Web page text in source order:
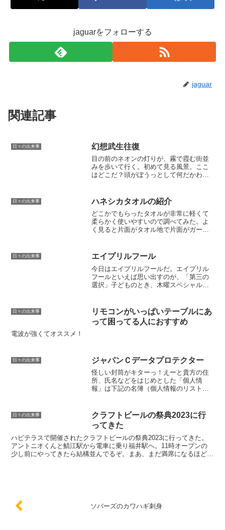
jaguarをフォローする
jaguar
関連記事
日々の出来事 幻想武生往復
目の前のネオンの灯りが、霧で霞む街並
みを歩いて行く。初めて見る風景。ここ
はどこだ？頭がぼうっとして何だかわか
「武生往復」と書いてある看板がぼんや
りと見えた。「ああ・・あそ...
日々の出来事 ハネシカタオルの紹介
どこかでもらったタオルが非常に軽くて
柔らかく使いやすいので調べてみた。よ
く見ると片面がタオル地で片面がガーゼ
番手の綿100%。細番手の糸：毛羽立ちが
少なく柔らかくて、早く...
日々の出来事 エイプリルフール
今日はエイプリルフールだ。エイプリル
フールといえば思い出すのが、「第三の
選択」子どものとき、木曜スペシャルか
ほどよく出来た内容だ。しかし、あれが
ジョーク番組だったと知ら...
日々の出来事
リモコンがいっぱいテーブルにあ
って困ってる人におすすめ
電波が強くてオススメ！
日々の出来事 ジャパンＣデータプロテクター
怪しい封筒がキターっ！えーと貴方の住
所、氏名などをはじめとした「個人情
報」は下記の名簿（個人情報のリスト）
れています。※名簿の名称／ 「アダル
トＤＶＤ購入者」リスト（過...
日々の出来事
クラフトビールの祭典2023に行
ってきた
ハピテラスで開催されたクラフトビールの祭典2023に行ってきた。
アントニオくんと鯖江駅から電車に乗り福井駅へ。11時オープンの
少し前にやってきたら結構並んでるぞ。まあ、まだ満席になるほどは
ソバーズのカワハギ刺身